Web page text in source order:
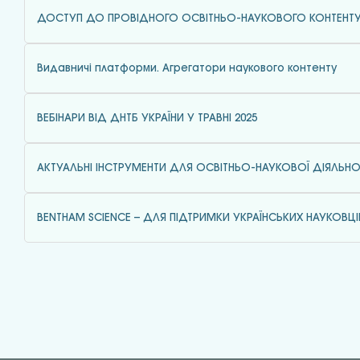
ДОСТУП ДО ПРОВІДНОГО ОСВІТНЬО-НАУКОВОГО КОНТЕНТУ
Видавничі платформи. Агрегатори наукового контенту
ВЕБІНАРИ ВІД ДНТБ УКРАЇНИ У ТРАВНІ 2025
АКТУАЛЬНІ ІНСТРУМЕНТИ ДЛЯ ОСВІТНЬО-НАУКОВОЇ
BENTHAM SCIENCE – ДЛЯ ПІДТРИМКИ УКРАЇНСЬКИХ